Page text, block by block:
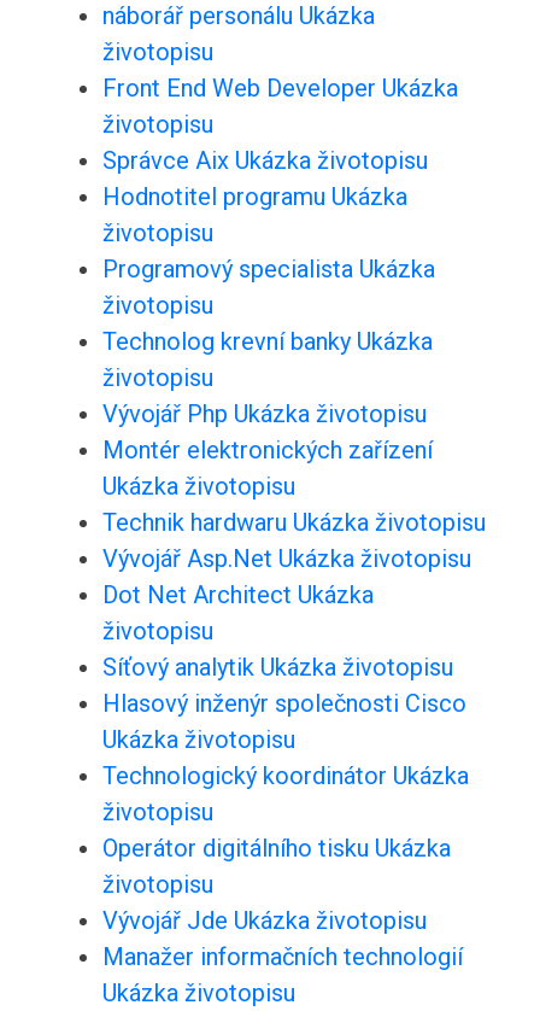
náborář personálu Ukázka
životopisu
Front End Web Developer Ukázka
životopisu
Správce Aix Ukázka životopisu
Hodnotitel programu Ukázka
životopisu
Programový specialista Ukázka
životopisu
Technolog krevní banky Ukázka
životopisu
Vývojář Php Ukázka životopisu
Montér elektronických zařízení
Ukázka životopisu
Technik hardwaru Ukázka životopisu
Vývojář Asp.Net Ukázka životopisu
Dot Net Architect Ukázka
životopisu
Síťový analytik Ukázka životopisu
Hlasový inženýr společnosti Cisco
Ukázka životopisu
Technologický koordinátor Ukázka
životopisu
Operátor digitálního tisku Ukázka
životopisu
Vývojář Jde Ukázka životopisu
Manažer informačních technologií
Ukázka životopisu